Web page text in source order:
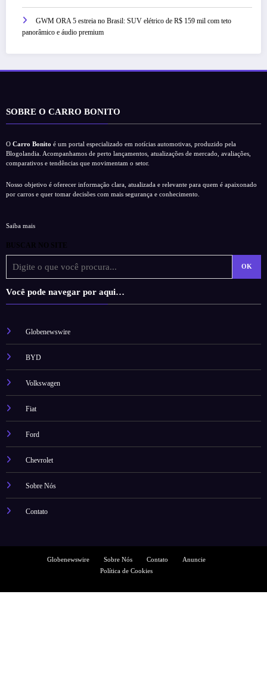
GWM ORA 5 estreia no Brasil: SUV elétrico de R$ 159 mil com teto
panorâmico e áudio premium
SOBRE O CARRO BONITO
O Carro Bonito é um portal especializado em notícias automotivas, produzido pela
Blogolandia. Acompanhamos de perto lançamentos, atualizações de mercado, avaliações,
comparativos e tendências que movimentam o setor.
Nosso objetivo é oferecer informação clara, atualizada e relevante para quem é apaixonado
por carros e quer tomar decisões com mais segurança e conhecimento.
Saiba mais
BUSCAR NO SITE
OK
Você pode navegar por aqui…
Globenewswire
BYD
Volkswagen
Fiat
Ford
Chevrolet
Sobre Nós
Contato
Globenewswire Sobre Nós Contato
Anuncie
Política de Cookies